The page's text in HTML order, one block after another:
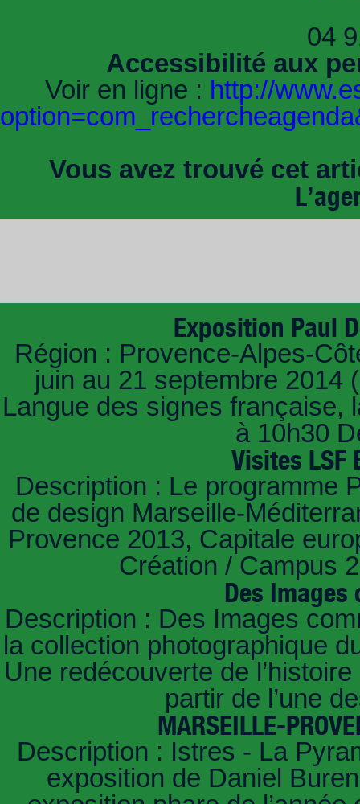
04
Accessibilité aux
Voir en ligne : http://
Vous avez trouvé cet
Exposition Paul
Région : Provence-Alpes-
juin au 21 septembre 2014
Langue des signes française,
à 10h30
Visites LSF
Description : Le programme
de design Marseille-
Provence 2013, Capitale
Création / Campus
Des Images
Description : Des Images
la collection photographique
Une redécouverte de
partir de l’une
MARSEILLE-
Description : Istres - La
exposition de Daniel